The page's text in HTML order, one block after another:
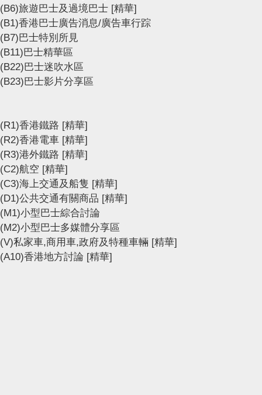
(B6)旅遊巴士及過境巴士 [精華]
(B1)香港巴士廣告消息/廣告車行踪
(B7)巴士特別所見
(B11)巴士精華區
(B22)巴士迷吹水區
(B23)巴士影片分享區
(R1)香港鐵路 [精華]
(R2)香港電車 [精華]
(R3)港外鐵路 [精華]
(C2)航空 [精華]
(C3)海上交通及船隻 [精華]
(D1)公共交通有關商品 [精華]
(M1)小型巴士綜合討論
(M2)小型巴士多媒體分享區
(V)私家車,商用車,政府及特種車輛 [精華]
(A10)香港地方討論 [精華]